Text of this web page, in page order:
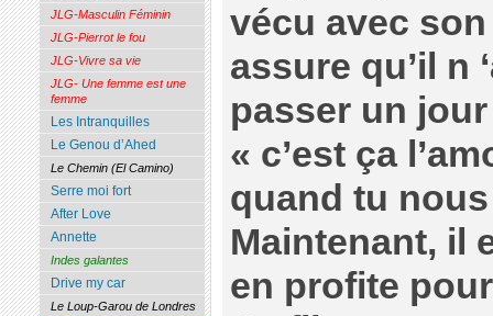
vécu avec
assure qu’il n
passer un
« c’est ça
quand tu
Maintenant, il
en profite
JLG-Masculin Féminin
JLG-Pierrot le fou
JLG-Vivre sa vie
JLG- Une femme est une
femme
Les Intranquilles
Le Genou d’Ahed
Le Chemin (El Camino)
Serre moi fort
After Love
Annette
Indes galantes
Drive my car
Le Loup-Garou de Londres